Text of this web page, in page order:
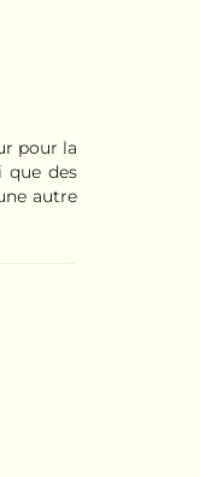
pour la
que des
autre